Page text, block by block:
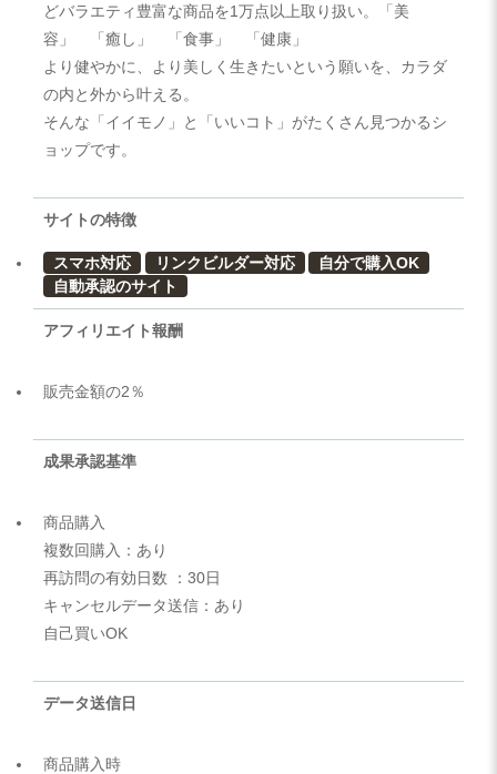
どバラエティ豊富な商品を1万点以上取り扱い。「美
容」 「癒し」 「食事」 「健康」
より健やかに、より美しく生きたいという願いを、カラダ
の内と外から叶える。
そんな「イイモノ」と「いいコト」がたくさん見つかるシ
ョップです。
サイトの特徴
スマホ対応 リンクビルダー対応
自分で購入OK
自動承認のサイト
アフィリエイト報酬
販売金額の2％
成果承認基準
商品購入
複数回購入：あり
再訪問の有効日数 ：30日
キャンセルデータ送信：あり
自己買いOK
データ送信日
商品購入時